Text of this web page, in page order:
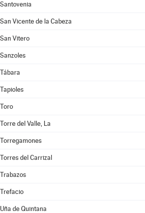
Santovenia
San Vicente de la Cabeza
San Vitero
Sanzoles
Tábara
Tapioles
Toro
Torre del Valle, La
Torregamones
Torres del Carrizal
Trabazos
Trefacio
Uña de Quintana